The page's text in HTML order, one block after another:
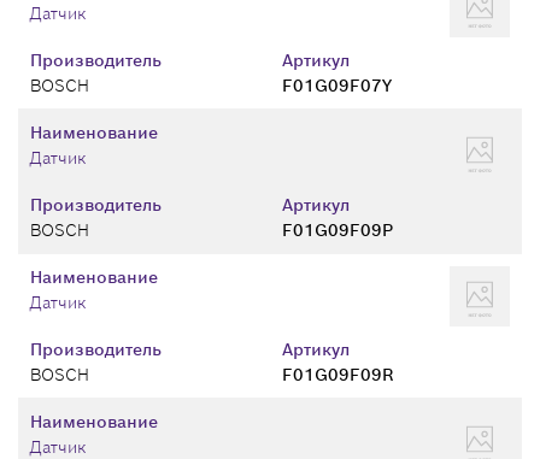
Производитель
BOSCH
Артикул
F01G09F07Y
Датчик
Производитель
BOSCH
Артикул
F01G09F09P
Наименование
Датчик
Производитель
BOSCH
Артикул
F01G09F09R
Наименование
Датчик
Наименование
Датчик